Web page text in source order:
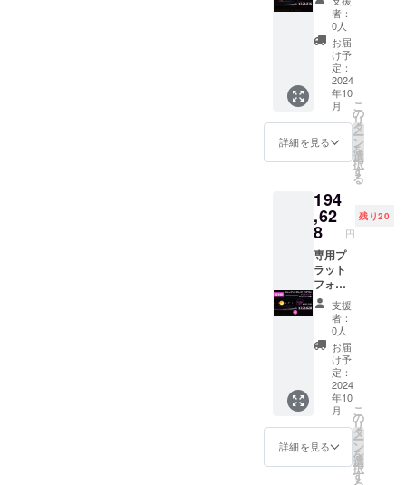
する際
に輸入
時消費
税、関
税を直
接お支
払いい
ただく
必要が
ありま
す
のサイ
ン（台
裏面）
アプリ
ケー
ション
（iOS/A
ndroid
） メー
カー保
証：2年
※ 一般
定価格
220,500
円（税
込） ※
リター
ン価格
は送料
込みで
す ※ 海
外から
直接発
送とな
るた
め、消
費税は
不課税
となり
ます
が、皆
様のお
（台）
× 1 惑星
セット
× 1 太陽
（LED
内蔵）
× 1 保護
ケース
× 1
AC/DC
アダプ
ター × 1
号刻印
証明書
制作
チーム
のサイ
ン（台
裏面）
アプリ
ケー
ション
（iOS/A
ndroid
） メー
カー保
証：2年
※ 一般
販売予
定価格
220,500
円（税
者：
0人
お届
け予
定：
2024
年10
月
詳細を見る
こ
の
リ
タ
ー
ン
を
選
択
す
る
194
,62
8 円
残り20
専用プ
ラット
フォー
ム
（台）
× 2 惑星
セット
× 2 太陽
（LED
内蔵）
AC/DC
アダプ
ター × 2
アプリ
ケー
支援
者：
0人
お届
け予
定：
2024
年10
月
詳細を見る
こ
の
リ
タ
ー
ン
を
選
択
す